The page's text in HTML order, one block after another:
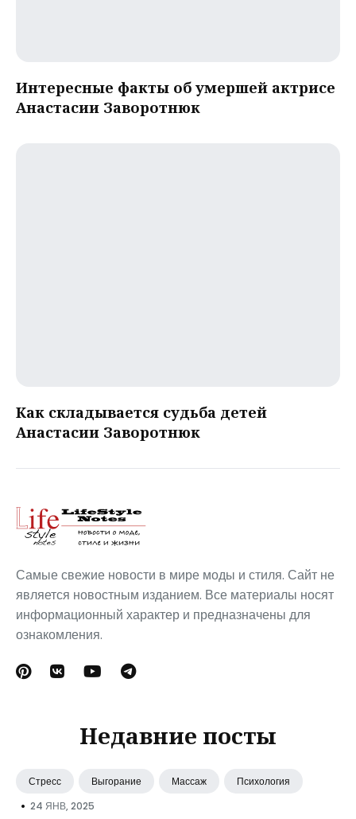
Интересные факты об умершей актрисе
Анастасии Заворотнюк
Как складывается судьба детей
Анастасии Заворотнюк
Самые свежие новости в мире моды и стиля. Сайт не
является новостным изданием. Все материалы носят
информационный характер и предназначены для
ознакомления.
Недавние посты
Стресс Выгорание Массаж Психология
• 24 ЯНВ, 2025